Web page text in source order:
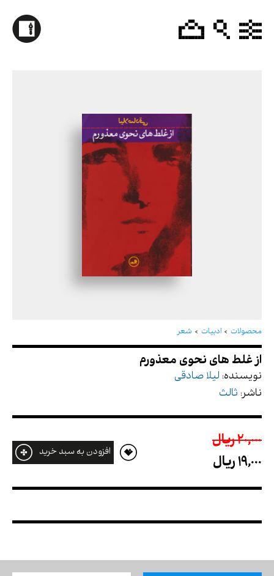
محصولات ادبیات شعر
از غلط های نحوی معذورم
نویسنده: لیلا صادقی
ناشر: ثالث
20,000 ريال
19,000 ريال
افزودن به سبد خرید